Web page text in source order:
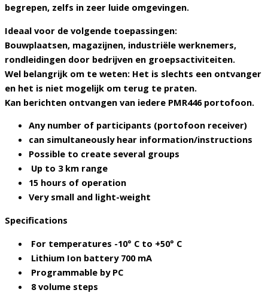
begrepen, zelfs in zeer luide omgevingen.
Ideaal voor de volgende toepassingen:
Bouwplaatsen, magazijnen, industriële werknemers,
rondleidingen door bedrijven en groepsactiviteiten.
Wel belangrijk om te weten: Het is slechts een ontvanger
en het is niet mogelijk om terug te praten.
Kan berichten ontvangen van iedere PMR446 portofoon.
Any number of participants (portofoon receiver)
can simultaneously hear information/instructions
Possible to create several groups
Up to 3 km range
15 hours of operation
Very small and light-weight
Specifications
For temperatures -10° C to +50° C
Lithium Ion battery 700 mA
Programmable by PC
8 volume steps